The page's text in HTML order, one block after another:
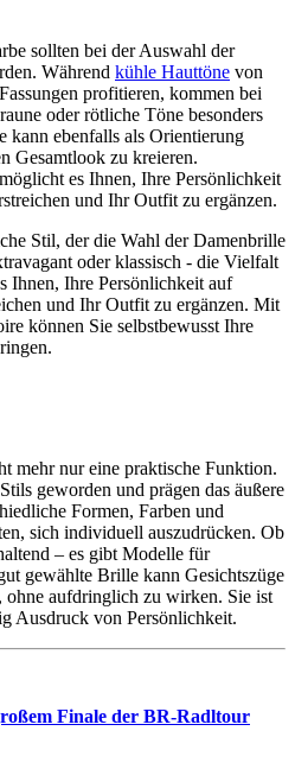
sollten bei der Auswahl der
Während kühle Hauttöne von
profitieren, kommen bei
oder rötliche Töne besonders
kann ebenfalls als Orientierung
Gesamtlook zu kreieren.
es Ihnen, Ihre Persönlichkeit
und Ihr Outfit zu ergänzen.
Stil, der die Wahl der Damenbrille
oder klassisch - die Vielfalt
Ihnen, Ihre Persönlichkeit auf
und Ihr Outfit zu ergänzen. Mit
können Sie selbstbewusst Ihre
mehr nur eine praktische Funktion.
geworden und prägen das äußere
Formen, Farben und
sich individuell auszudrücken. Ob
– es gibt Modelle für
gewählte Brille kann Gesichtszüge
aufdringlich zu wirken. Sie ist
Ausdruck von Persönlichkeit.
Finale der BR-Radltour